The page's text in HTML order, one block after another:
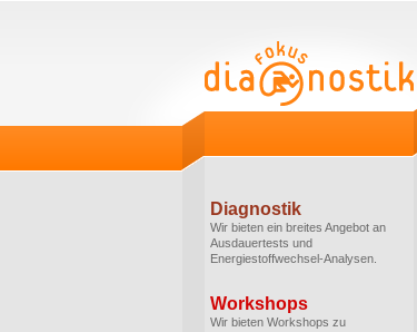
Diagnostik
Wir bieten ein breites Angebot an
Ausdauertests und
Energiestoffwechsel-Analysen.
Workshops
Wir bieten Workshops zu